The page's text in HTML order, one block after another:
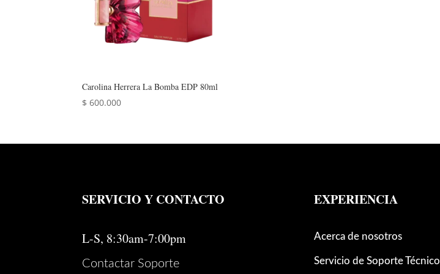
Carolina Herrera La Bomba EDP 80ml
$ 600.000
SERVICIO Y CONTACTO
L-S, 8:30am-7:00pm
Contactar Soporte
EXPERIENCIA
Acerca de nosotros
Servicio de Soporte Técnico